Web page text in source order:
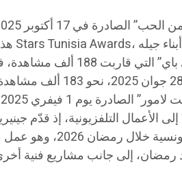
التلفزيونية، إذ قدّم
إلى جانب مشاريع فنية